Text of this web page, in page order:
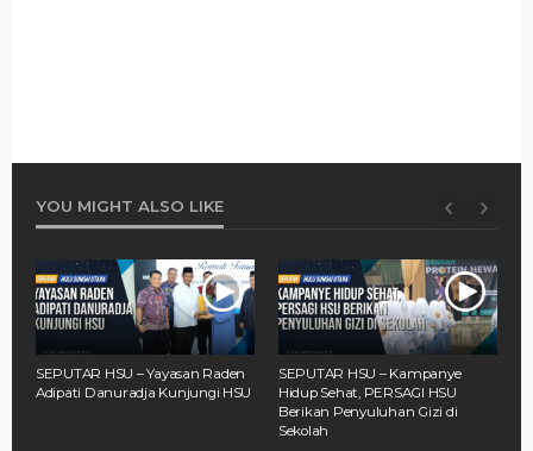
YOU MIGHT ALSO LIKE
SEPUTAR HSU – Yayasan Raden
Adipati Danuradja Kunjungi HSU
SEPUTAR HSU – Kampanye
Hidup Sehat, PERSAGI HSU
Berikan Penyuluhan Gizi di
Sekolah